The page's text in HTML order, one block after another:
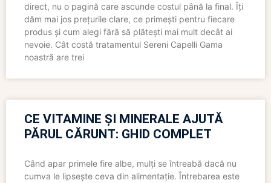
direct, nu o pagină care ascunde costul până la final. Îți
dăm mai jos prețurile clare, ce primești pentru fiecare
produs și cum alegi fără să plătești mai mult decât ai
nevoie. Cât costă tratamentul Sereni Capelli Gama
noastră are trei
CE VITAMINE ȘI MINERALE AJUTĂ
PĂRUL CĂRUNT: GHID COMPLET
Când apar primele fire albe, mulți se întreabă dacă nu
cumva le lipsește ceva din alimentație. Întrebarea este